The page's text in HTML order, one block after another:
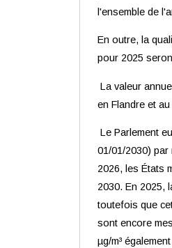
l'ensemble de
En outre, la
pour 2025
La valeur
en Flandre et
Le Parlement
01/01/2030) par
2026, les États
2030. En 2025,
toutefois que
sont encore
µg/m³